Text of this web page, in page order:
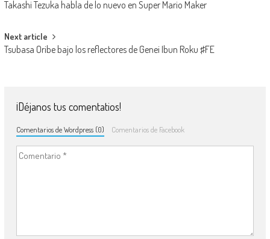
Takashi Tezuka habla de lo nuevo en Super Mario Maker
Next article
Tsubasa Oribe bajo los reflectores de Genei Ibun Roku ♯FE
¡Déjanos tus comentatios!
Comentarios de Wordpress (0) Comentarios de Facebook